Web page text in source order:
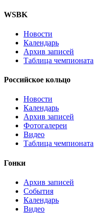
WSBK
Новости
Календарь
Архив записей
Таблица чемпионата
Российское кольцо
Новости
Календарь
Архив записей
Фотогалереи
Видео
Таблица чемпионата
Гонки
Архив записей
События
Календарь
Видео